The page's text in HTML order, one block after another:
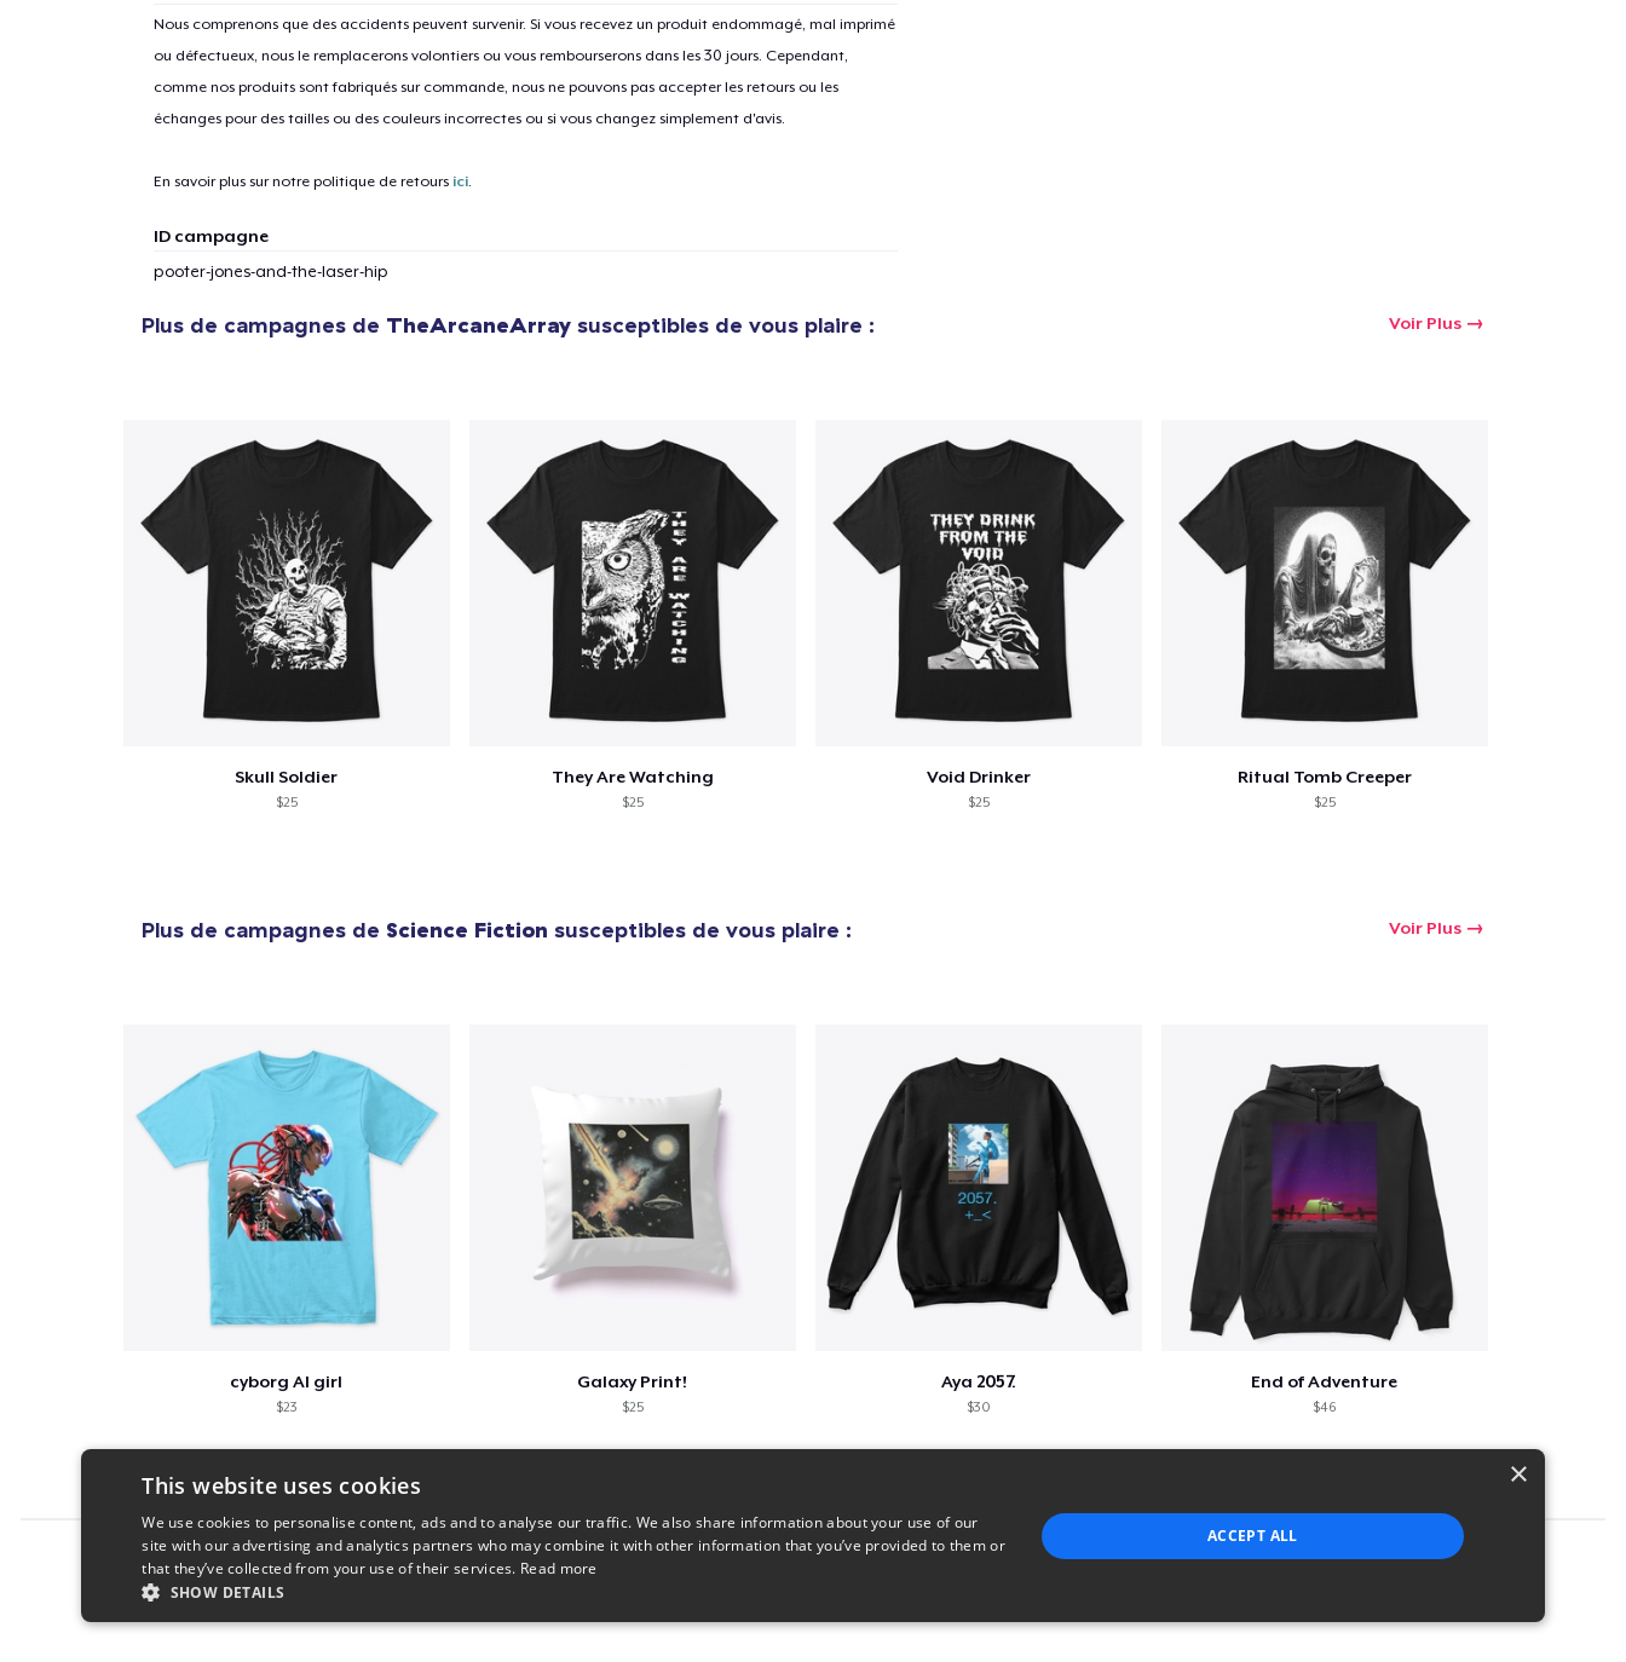
Nous comprenons que des accidents peuvent survenir. Si vous recevez un produit endommagé, mal imprimé
ou défectueux, nous le remplacerons volontiers ou vous rembourserons dans les 30 jours. Cependant,
comme nos produits sont fabriqués sur commande, nous ne pouvons pas accepter les retours ou les
échanges pour des tailles ou des couleurs incorrectes ou si vous changez simplement d'avis.
En savoir plus sur notre politique de retours ici.
ID campagne
pooter-jones-and-the-laser-hip
Plus de campagnes de TheArcaneArray susceptibles de vous plaire : Voir Plus
Skull Soldier
$25
They Are Watching
$25
Void Drinker
$25
Ritual Tomb Creeper
$25
Plus de campagnes de Science Fiction susceptibles de vous plaire : Voir Plus
cyborg AI girl
$23
Galaxy Print!
$25
Aya 2057.
$30
End of Adventure
$46
Report this product
1article ajouté au Panier
Vérification
×
This website uses cookies
We use cookies to personalise content, ads and to analyse our traffic. We also share information about your use of our
site with our advertising and analytics partners who may combine it with other information that you’ve provided to them or
that they’ve collected from your use of their services. Read more
SHOW DETAILS
ACCEPT ALL